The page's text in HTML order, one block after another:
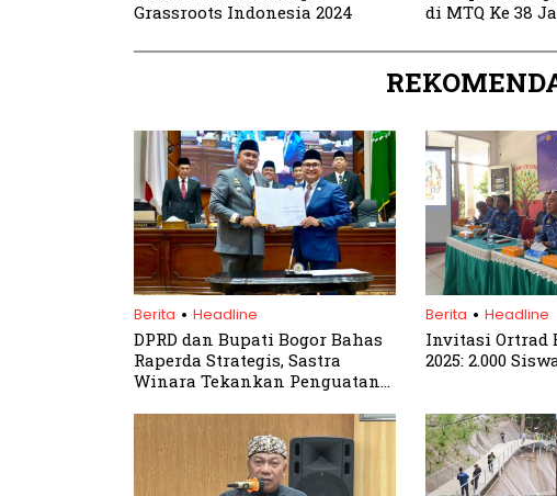
Grassroots Indonesia 2024
di MTQ Ke 38
Berita . Headline
DPRD dan Bupati Bogor Bahas
Raperda Strategis, Sastra
Winara Tekankan Penguatan
Berita . Headline
Invitasi Ortrad
2025: 2.000